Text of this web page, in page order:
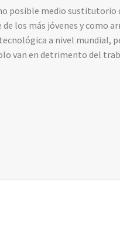
posible medio sustitutorio
los más jóvenes y como
a nivel mundial,
van en detrimento del